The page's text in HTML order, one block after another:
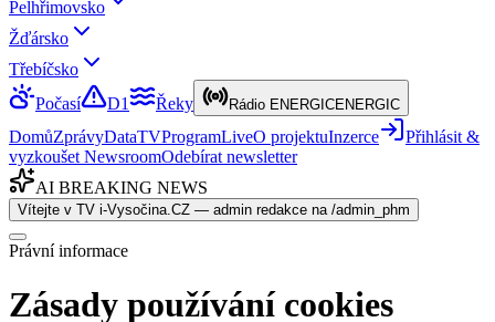
Pelhřimovsko
Žďársko
Třebíčsko
Počasí
D1 Řeky Rádio ENERGICENERGIC
DomůZprávyDataTVProgramLiveO projektuInzerce
Přihlásit &
vyzkoušet NewsroomOdebírat newsletter
AI BREAKING NEWS
Vítejte v TV i-Vysočina.CZ — admin redakce na /admin_phm
Právní informace
Zásady používání cookies